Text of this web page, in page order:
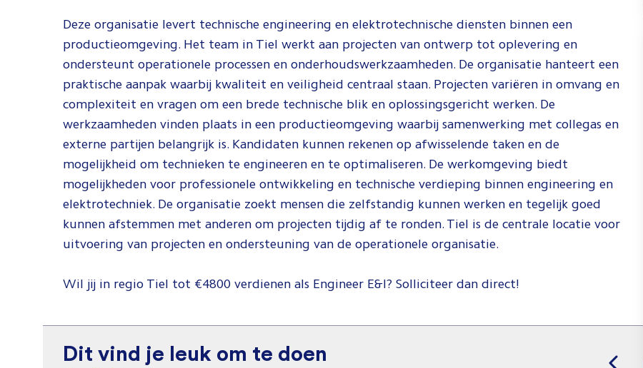
Jij weet wat je
wil en wij
weten waar je
Check de video
Speel
Deze organisatie levert technische engineering en elektrotechnische diensten binnen een
productieomgeving. Het team in Tiel werkt aan projecten van ontwerp tot oplevering en
ondersteunt operationele processen en onderhoudswerkzaamheden. De organisatie hanteert een
praktische aanpak waarbij kwaliteit en veiligheid centraal staan. Projecten variëren in omvang en
complexiteit en vragen om een brede technische blik en oplossingsgericht werken. De
werkzaamheden vinden plaats in een productieomgeving waarbij samenwerking met collegas en
externe partijen belangrijk is. Kandidaten kunnen rekenen op afwisselende taken en de
mogelijkheid om technieken te engineeren en te optimaliseren. De werkomgeving biedt
mogelijkheden voor professionele ontwikkeling en technische verdieping binnen engineering en
elektrotechniek. De organisatie zoekt mensen die zelfstandig kunnen werken en tegelijk goed
kunnen afstemmen met anderen om projecten tijdig af te ronden. Tiel is de centrale locatie voor
uitvoering van projecten en ondersteuning van de operationele organisatie.
Wil jij in regio Tiel tot €4800 verdienen als Engineer E&I? Solliciteer dan direct!
Dit vind je leuk om te doen